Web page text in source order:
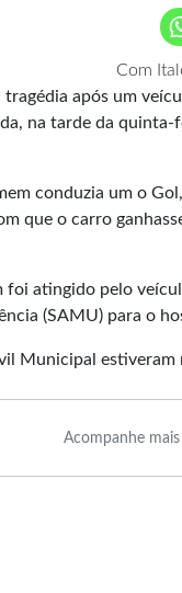
Com
após um
na tarde da
conduzia um o
que o carro
foi atingido pelo
(SAMU) para o
Municipal
Acompanhe